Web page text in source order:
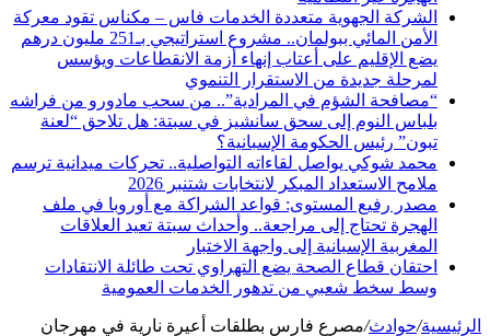
الشركة الجهوية متعددة الخدمات فاس – مكناس تقود معركة
الأمن المائي ببولمان.. مشروع استراتيجي بـ251 مليون درهم
يضع الإقليم على أعتاب إنهاء أزمة الانقطاعات ويؤسس
لمرحلة جديدة من الاستقرار التنموي
“مصافحة الشؤم في المرادية”.. من سحب مادورو من فراشه
بلباس النوم إلى سحق سانشيز في سبتة: هل تلاحق “لعنة
تبون” رئيس الحكومة الإسبانية؟
محمد شوكي يواصل لقاءاته التواصلية.. تحركات ميدانية ترسم
ملامح الاستعداد المبكر لانتخابات شتنبر 2026
مصدر رفيع المستوى: قواعد الشراكة مع أوروبا في ملف
الهجرة تحتاج إلى مراجعة.. وأحداث سبتة تعيد العلاقات
المغربية الإسبانية إلى واجهة الاختبار
احتقان قطاع الصحة يضع التهراوي تحت طائلة الانتقادات
وسط سخط شعبي من تدهور الخدمات العمومية
الرئيسية/حوادث/مصرع فارس بطلقات أعيرة نارية في مهرجان